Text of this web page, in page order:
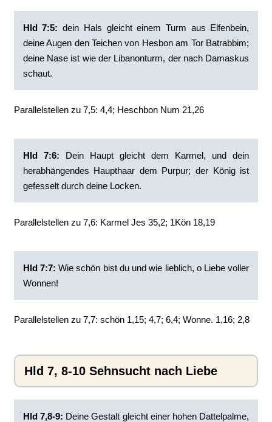
Hld 7:5: dein Hals gleicht einem Turm aus Elfenbein,
deine Augen den Teichen von Hesbon am Tor Batrabbim;
deine Nase ist wie der Libanonturm, der nach Damaskus
schaut.
Parallelstellen zu 7,5: 4,4; Heschbon Num 21,26
Hld 7:6: Dein Haupt gleicht dem Karmel, und dein
herabhängendes Haupthaar dem Purpur; der König ist
gefesselt durch deine Locken.
Parallelstellen zu 7,6: Karmel Jes 35,2; 1Kön 18,19
Hld 7:7:Wie schön bist du und wie lieblich, o Liebe voller
Wonnen!
Parallelstellen zu 7,7: schön 1,15; 4,7; 6,4; Wonne. 1,16; 2,8
Hld 7, 8-10 Sehnsucht nach Liebe
Hld 7,8-9: Deine Gestalt gleicht einer hohen Dattelpalme,